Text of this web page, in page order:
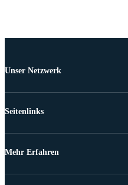
Unser Netzwerk
Seitenlinks
Mehr Erfahren